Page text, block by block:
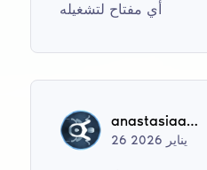
أي مفتاح لتشغيله
anastasiaantipenko
26 يناير